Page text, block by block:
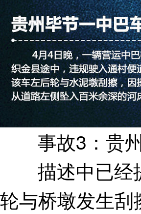
事故3：贵州
描述中已经
轮与桥墩发生